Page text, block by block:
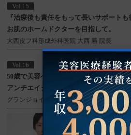
Vol.15
『治療後も責任をもって長いサポートも
お肌のホームドクターを目指して。
大西皮フ科形成外科医院 大西 勝 院長
Vol.16
50歳で美容へ転科
アンチエイジング治療に特化した美容ク
グランジョイクリニック 道上 育子 院長